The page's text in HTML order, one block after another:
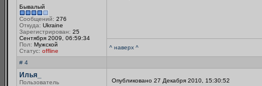
Бывалый
Сообщений: 276
Откуда: Ukraine
Зарегистрирован: 25
Сентября 2009, 06:59:34
Пол: Мужской
Статус: offline
^ наверх ^
# 4
Илья_
Пользователь Опубликовано 27 Декабря 2010, 15:30:52